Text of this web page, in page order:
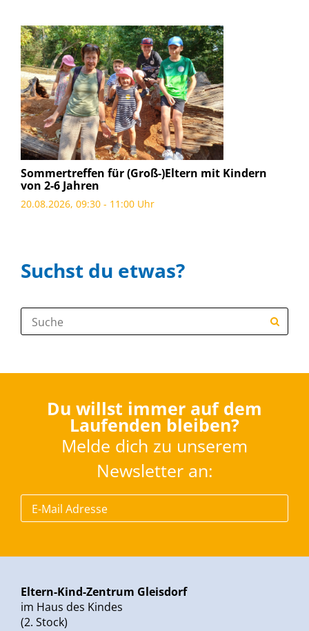
Sommertreffen für (Groß-)Eltern mit Kindern
von 2-6 Jahren
20.08.2026, 09:30 - 11:00 Uhr
Suchst du etwas?
Suche:
Du willst immer auf dem
Laufenden bleiben?
Melde dich zu unserem
Newsletter an:
Eltern-Kind-Zentrum Gleisdorf
im Haus des Kindes
(2. Stock)